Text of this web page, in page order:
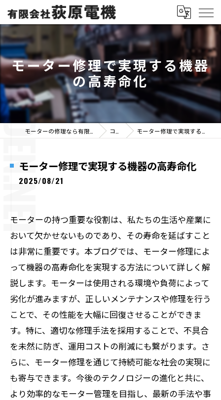
モーター修理で実現する機器
の高寿命化
コラム モーター修理で実現する機器の高寿命化
モーター修理で実現する機器の高寿命化
2025/08/21
モーターの持つ重要な役割は、私たちの生活や産業に
おいて欠かせないものであり、その寿命を延ばすこと
は非常に重要です。本ブログでは、モーター修理によ
って機器の高寿命化を実現する方法について詳しく解
説します。モーターは使用される環境や負荷によって
劣化が進みますが、正しいメンテナンスや修理を行う
ことで、その性能を大幅に回復させることができま
す。特に、適切な修理手法を採用することで、不具合
を未然に防ぎ、運用コストの削減にも繋がります。さ
らに、モーター修理を通じて持続可能な社会の実現に
も寄与できます。今後のテクノロジーの進化と共に、
より効率的なモーター管理を目指し、最新の手法や事